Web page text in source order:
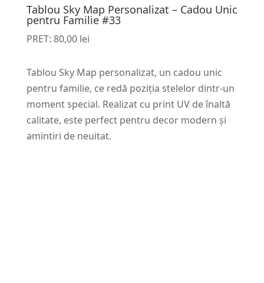
Tablou Sky Map Personalizat – Cadou Unic
pentru Familie #33
PRET: 80,00 lei
Tablou Sky Map personalizat, un cadou unic
pentru familie, ce redă poziția stelelor dintr-un
moment special. Realizat cu print UV de înaltă
calitate, este perfect pentru decor modern și
amintiri de neuitat.